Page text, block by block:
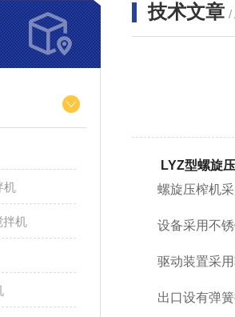
机
拌机
技术文章 /
LYZ型螺旋
螺旋压榨机采
设备采用不锈
驱动装置采用
出口设有弹簧